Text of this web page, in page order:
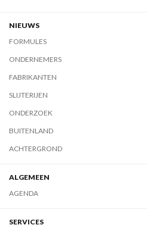
NIEUWS
FORMULES
ONDERNEMERS
FABRIKANTEN
SLIJTERIJEN
ONDERZOEK
BUITENLAND
ACHTERGROND
ALGEMEEN
AGENDA
SERVICES